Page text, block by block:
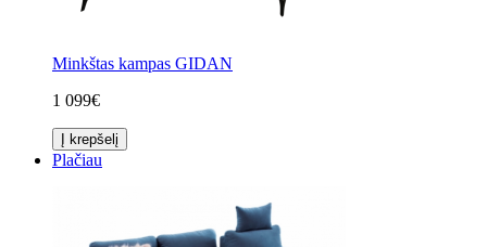
Minkštas kampas GIDAN
1 099€
Į krepšelį
Plačiau